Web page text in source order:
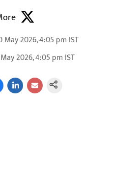
May 2026, 4:05 pm IST
2026, 4:05 pm IST